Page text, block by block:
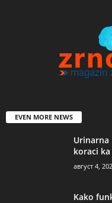
EVEN MORE NEWS
koraci
август 4,
Kako